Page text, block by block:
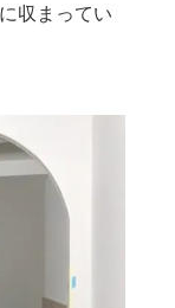
収まってい